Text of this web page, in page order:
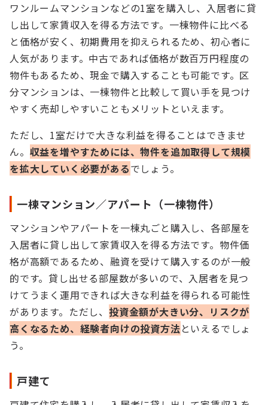
ワンルームマンションなどの1室を購入し、入居者に貸
し出して家賃収入を得る方法です。一棟物件に比べる
と価格が安く、初期費用を抑えられるため、初心者に
人気があります。中古であれば価格が数百万円程度の
物件もあるため、現金で購入することも可能です。区
分マンションは、一棟物件と比較して買い手を見つけ
やすく売却しやすいこともメリットといえます。
ただし、1室だけで大きな利益を得ることはできませ
ん。 収益を増やすためには、物件を追加取得して規模
を拡大していく必要があるでしょう。
一棟マンション／アパート（一棟物件）
マンションやアパートを一棟丸ごと購入し、各部屋を
入居者に貸し出して家賃収入を得る方法です。物件価
格が高額であるため、融資を受けて購入するのが一般
的です。貸し出せる部屋数が多いので、入居者を見つ
けてうまく運用できれば大きな利益を得られる可能性
があります。ただし、 投資金額が大きい分、リスクが
高くなるため、経験者向けの投資方法といえるでしょ
う。
戸建て